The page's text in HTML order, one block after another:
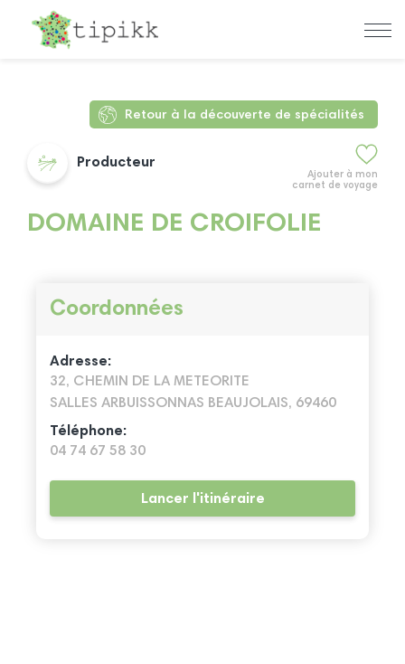
Retour à la découverte de spécialités
Ajouter à mon
carnet de voyage
Producteur
DOMAINE DE CROIFOLIE
Coordonnées
Adresse:
32, CHEMIN DE LA METEORITE
SALLES ARBUISSONNAS BEAUJOLAIS, 69460
Téléphone:
04 74 67 58 30
Lancer l'itinéraire